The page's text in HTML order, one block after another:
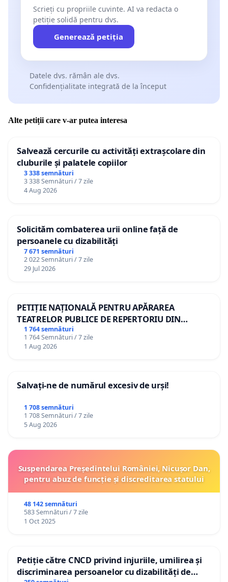
Scrieți cu propriile cuvinte. AI va redacta o
petiție solidă pentru dvs.
Generează petiția
Datele dvs. rămân ale dvs.
Confidențialitate integrată de la început
Alte petiții care v-ar putea interesa
Salvează cercurile cu activități extrașcolare din
cluburile și palatele copiilor
3 338 semnături
3 338 Semnături / 7 zile
4 Aug 2026
Solicităm combaterea urii online față de
persoanele cu dizabilități
7 671 semnături
2 022 Semnături / 7 zile
29 Jul 2026
PETIȚIE NAȚIONALĂ PENTRU APĂRAREA
TEATRELOR PUBLICE DE REPERTORIU DIN
ROMÂNIA
1 764 semnături
1 764 Semnături / 7 zile
1 Aug 2026
Salvați-ne de numărul excesiv de urși!
1 708 semnături
1 708 Semnături / 7 zile
5 Aug 2026
Suspendarea Președintelui României, Nicușor Dan,
pentru abuz de funcție și discreditarea statului
48 142 semnături
583 Semnături / 7 zile
1 Oct 2025
Petiție către CNCD privind injuriile, umilirea și
discriminarea persoanelor cu dizabilități de